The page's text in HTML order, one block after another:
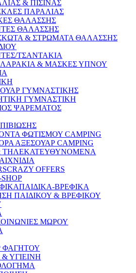
& ΠΙΣΙΝΑΣ
ΠΑΡΑΛΙΑΣ
ΘΑΛΑΣΣΗΣ
ΘΑΛΑΣΣΗΣ
& ΣΤΡΩΜΑΤΑ ΘΑΛΑΣΣΗΣ
ΤΣΑΝΤΑΚΙΑ
& ΜΑΣΚΕΣ ΥΠΝΟΥ
ΓΥΜΝΑΣΤΙΚΗΣ
ΓΥΜΝΑΣΤΙΚΗ
ΨΑΡΕΜΑΤΟΣ
ΦΩΤΙΣΜΟΥ CAMPING
ΑΞΕΣΟΥΑΡ CAMPING
ΤΗΛΕΚΑΤΕΥΘΥΝΟΜΕΝΑ
CRAZY OFFERS
SHOP
ΠΑΙΔΙΚΑ-ΒΡΕΦΙΚΑ
ΠΑΙΔΙΚΟΥ & ΒΡΕΦΙΚΟΥ
ΜΩΡΟΥ
ΦΑΓΗΤΟΥ
ΥΓΙΕΙΝΗ